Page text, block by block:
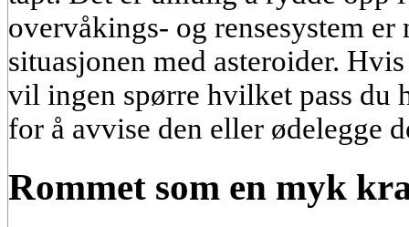
overvåkings- og rensesystem
situasjonen med asteroider.
vil ingen spørre hvilket pass du
for å avvise den eller ødelegge
Rommet som en myk